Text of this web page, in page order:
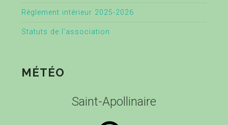
Règlement intérieur 2025-2026
Statuts de l’association
MÉTÉO
Saint-Apollinaire